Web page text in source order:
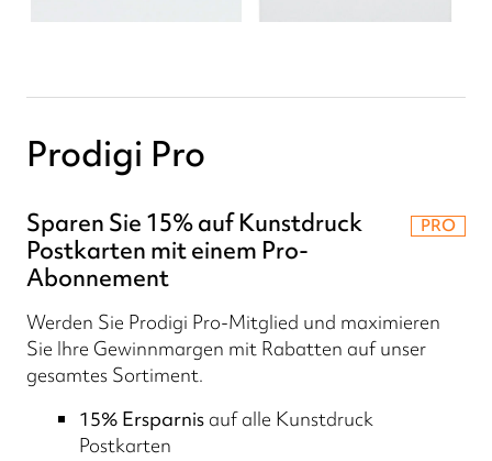
Prodigi Pro
Sparen Sie 15% auf Kunstdruck
Postkarten mit einem Pro-
Abonnement
PRO
Werden Sie Prodigi Pro-Mitglied und maximieren
Sie Ihre Gewinnmargen mit Rabatten auf unser
gesamtes Sortiment.
15% Ersparnis auf alle Kunstdruck
Postkarten